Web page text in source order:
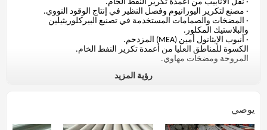
· نقل الأنابيب من أعمدة تكرير النفط الخام.
· مصنع لتكرير اليورانيوم وفصل النظير في إنتاج الوقود النووي.
· المضخات والصمامات المستخدمة في تصنيع البيركلوريثيلين
والبلاستيك المكلور.
· أنبوب الإيثانول أمين (MEA) المزدحم.
الكسوة للمناطق العليا من أعمدة تكرير النفط الخام.
المروحة ومضخات مهاوي.
قياسي: ASTM B163-04 سلس أنابيب النيكل وسبائك النيكل ومبادل
رؤية المزيد
يوصي